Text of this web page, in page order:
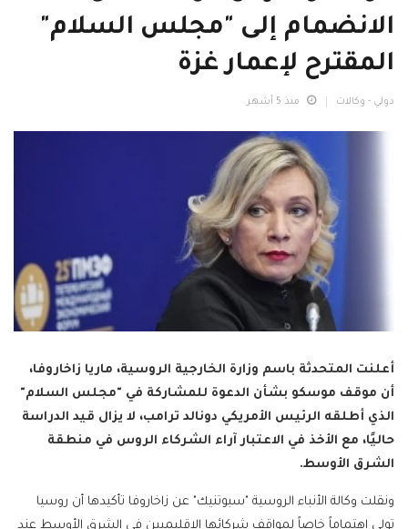
الانضمام إلى "مجلس السلام"
المقترح لإعمار غزة
دولي - وكالات منذ 5 أشهر
أعلنت المتحدثة باسم وزارة الخارجية الروسية، ماريا زاخاروفا،
أن موقف موسكو بشأن الدعوة للمشاركة في "مجلس السلام"
الذي أطلقه الرئيس الأمريكي دونالد ترامب، لا يزال قيد الدراسة
حاليًا، مع الأخذ في الاعتبار آراء الشركاء الروس في منطقة
الشرق الأوسط.
ونقلت وكالة الأنباء الروسية "سبوتنيك" عن زاخاروفا تأكيدها أن روسيا
تولي اهتماماً خاصاً لمواقف شركائها الإقليميين في الشرق الأوسط عند